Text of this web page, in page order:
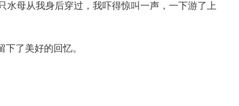
水母从我身后穿过，我吓得惊叫一声，一下游了上
了美好的回忆。